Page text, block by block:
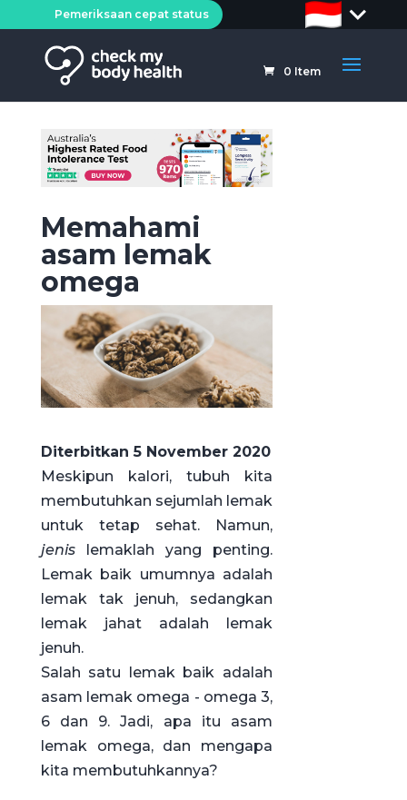
Pemeriksaan cepat status
0 Item
Memahami
asam lemak
omega
Diterbitkan 5 November 2020
Meskipun kalori, tubuh kita
membutuhkan sejumlah lemak
untuk tetap sehat. Namun,
jenislemaklah yang penting.
Lemak baik umumnya adalah
lemak tak jenuh, sedangkan
lemak jahat adalah lemak
jenuh.
Salah satu lemak baik adalah
asam lemak omega - omega 3,
6 dan 9. Jadi, apa itu asam
lemak omega, dan mengapa
kita membutuhkannya?